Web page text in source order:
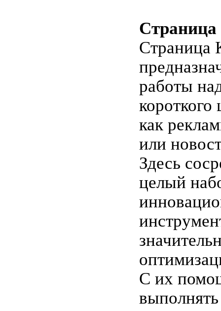
Страница
работы
короткого
как
или
Здесь
целый
С их